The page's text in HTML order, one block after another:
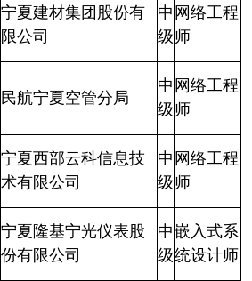
宁夏建材集团股份有
限公司
中
级
网络工程
师
民航宁夏空管分局
中
级
网络工程
师
宁夏西部云科信息技
术有限公司
中
级
网络工程
师
宁夏隆基宁光仪表股
份有限公司
中
级
嵌入式系
统设计师